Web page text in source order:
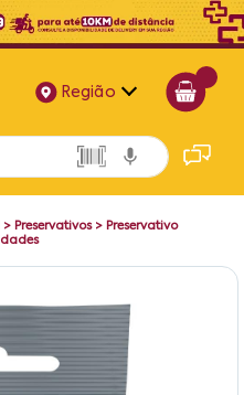
Região
Alagoas
Bahia
> Preservativos> Preservativo